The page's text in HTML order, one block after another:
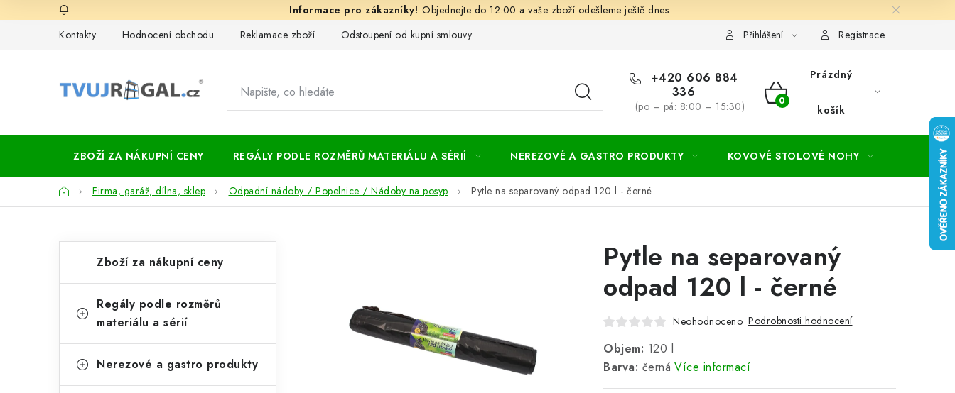
na
Objednejte do 12:00 a vaše zboží odešleme ještě dnes.
Kontakty
Hodnocení obchodu Reklamace zboží Odstoupení od kupní smlouvy Obchodní a dodací podmínky Ochrana osobních údajú
Přihlášení Registrace
+420 606 884
336
(po – pá: 8:00 – 15:30)
NÁKUPNÍ
Prázdný
košík
ZBOŽÍ ZA NÁKUPNÍ CENY REGÁLY PODLE ROZMĚRŮ MATERIÁLU A SÉRIÍ NEREZOVÉ A GASTRO PRODUKTY KOVOVÉ STOLOVÉ NOHY
DomůFirma, garáž, dílna, sklep Odpadní nádoby / Popelnice / Nádoby na posyp Pytle na separovaný odpad 120 l - černé
o
t
kategorie
a
g
Zboží za nákupní ceny
Regály podle rozměrů
materiálu a sérií
Nerezové a gastro produkty
Pytle na separovaný
odpad 120 l - černé
Neohodnoceno Podrobnosti hodnocení
Objem: 120 l
Barva: černá Více informací